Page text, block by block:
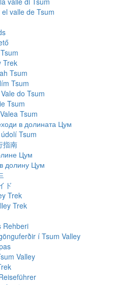
valle de Tsum
Trek
Tsum
Tsum
do Tsum
Tsum
Tsum
в долината Цум
Tsum
指南
Цум
долину Цум
ド
Trek
Trek
Rehberi
í Tsum Valley
Valley